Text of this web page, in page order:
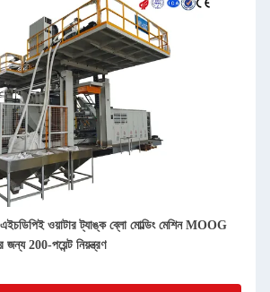
ওয়াটার ট্যাঙ্ক ব্লো মোল্ডিং মেশিন MOOG
জন্য 200-পয়েন্ট নিয়ন্ত্রণ